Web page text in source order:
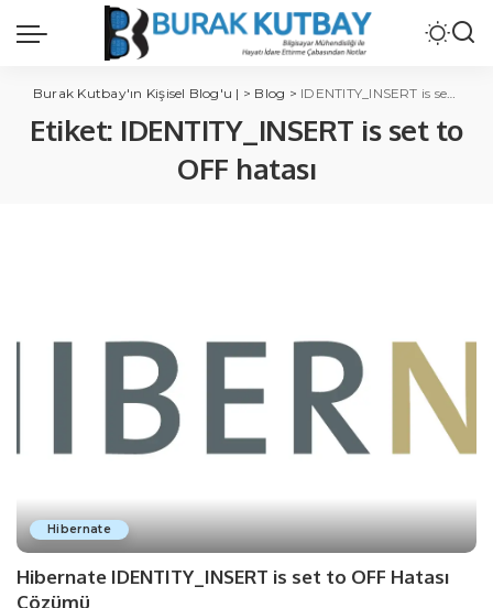
Burak Kutbay'ın Kişisel Blog'u | > Blog > IDENTITY_INSERT is set to OFF hatası
Etiket: IDENTITY_INSERT is set to
OFF hatası
Hibernate
Hibernate IDENTITY_INSERT is set to OFF Hatası
Çözümü